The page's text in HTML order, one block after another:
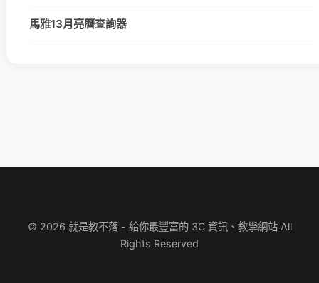
馬雅13月亮曆查詢器
© 2026 就是教不落 - 給你最豐富的 3C 資訊、教學網站 All
Rights Reserved